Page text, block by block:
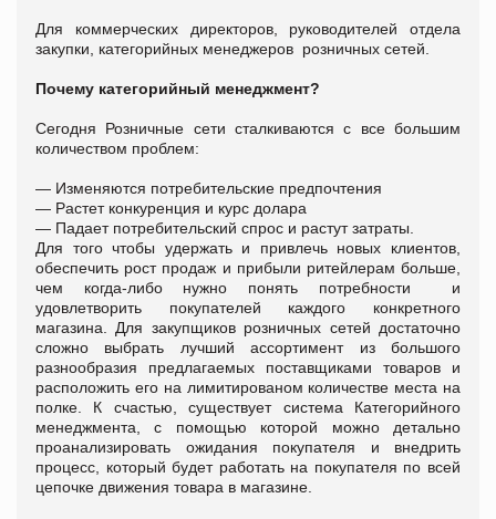
Для коммерческих директоров, руководителей отдела
закупки, категорийных менеджеров розничных сетей.
Почему категорийный менеджмент?
Сегодня Розничные сети сталкиваются с все большим
количеством проблем:
— Изменяются потребительские предпочтения
— Растет конкуренция и курс долара
— Падает потребительский спрос и растут затраты.
Для того чтобы удержать и привлечь новых клиентов,
обеспечить рост продаж и прибыли ритейлерам больше,
чем когда-либо нужно понять потребности и
удовлетворить покупателей каждого конкретного
магазина. Для закупщиков розничных сетей достаточно
сложно выбрать лучший ассортимент из большого
разнообразия предлагаемых поставщиками товаров и
расположить его на лимитированом количестве места на
полке. К счастью, существует система Категорийного
менеджмента, с помощью которой можно детально
проанализировать ожидания покупателя и внедрить
процесс, который будет работать на покупателя по всей
цепочке движения товара в магазине.